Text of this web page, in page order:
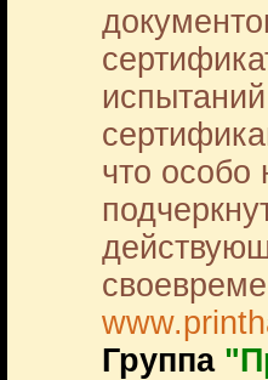
что особо
Группа